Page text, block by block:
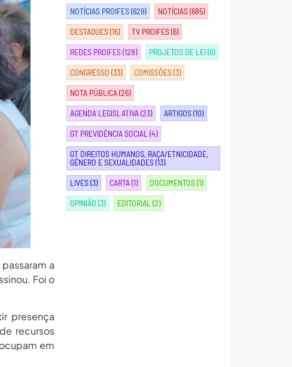
a
Foi o
presença
recursos
em
NOTÍCIAS PROIFES(629) NOTÍCIAS(685)
DESTAQUES(16) TV PROIFES(6)
REDES PROIFES(128) PROJETOS DE LEI(6)
CONGRESSO (33) COMISSÕES(3)
NOTA PÚBLICA(26)
AGENDA LEGISLATIVA(23) ARTIGOS(10)
GT PREVIDÊNCIA SOCIAL (4)
GT DIREITOS HUMANOS, RAÇA/ETNICIDADE,
GÊNERO E SEXUALIDADES(13)
LIVES(3) CARTA(1) DOCUMENTOS(1)
OPINIÃO (3) EDITORIAL (2)